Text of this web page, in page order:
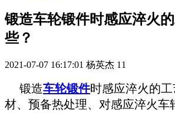
锻造车轮锻件时感应淬火
些？
2021-07-07 16:17:01 杨英杰 11
锻造车轮锻件时感应淬火的
材、预备热处理、对感应淬火车